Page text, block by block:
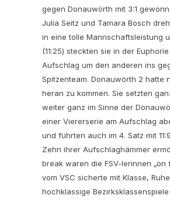
gegen Donauwörth mit 3:1
Julia Seitz und Tamara Bosch
in eine tolle Mannschaftsleistung
(11:25) steckten sie in der
Aufschlag um den anderen ins
Spitzenteam. Donauwörth 2 hatte
heran zu kommen. Sie setzten
weiter ganz im Sinne der
einer Viererserie am Aufschlag
und führten auch im 4. Satz mit
Zehn ihrer Aufschlaghämmer
break waren die FSV-lerinnen
vom VSC sicherte mit Klasse,
hochklassige